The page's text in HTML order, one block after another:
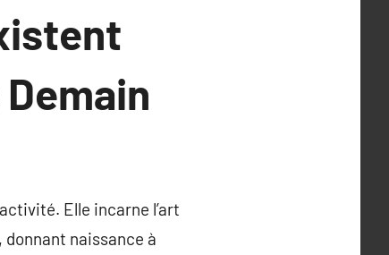
Elle incarne l’art
naissance à